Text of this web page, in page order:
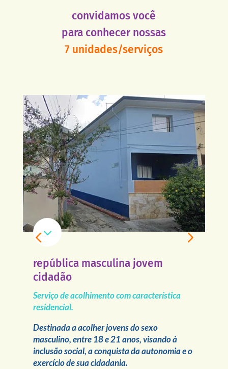
convidamos você
para conhecer nossas
7 unidades/serviços
3
república masculina jovem
cidadão
Serviço de acolhimento com característica
residencial.
Destinada a acolher jovens do sexo
masculino, entre 18 e 21 anos, visando à
inclusão social, a conquista da autonomia e o
exercício de sua cidadania.